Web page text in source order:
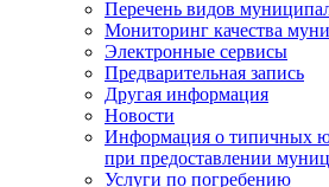
Перечень видов
Мониторинг качества
Электронные сервисы
Предварительная запись
Другая информация
Новости
Информация о типичных
при предоставлении
Услуги по погребению